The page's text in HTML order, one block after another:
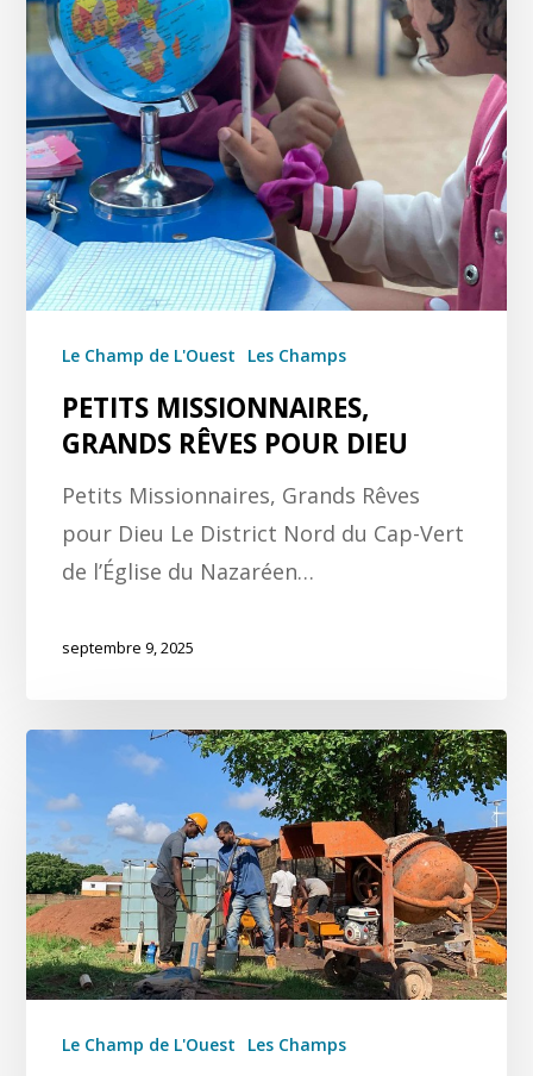
Le Champ de L'Ouest Les Champs
PETITS MISSIONNAIRES,
GRANDS RÊVES POUR DIEU
Petits Missionnaires, Grands Rêves
pour Dieu Le District Nord du Cap-Vert
de l’Église du Nazaréen…
septembre 9, 2025
Le Champ de L'Ouest Les Champs